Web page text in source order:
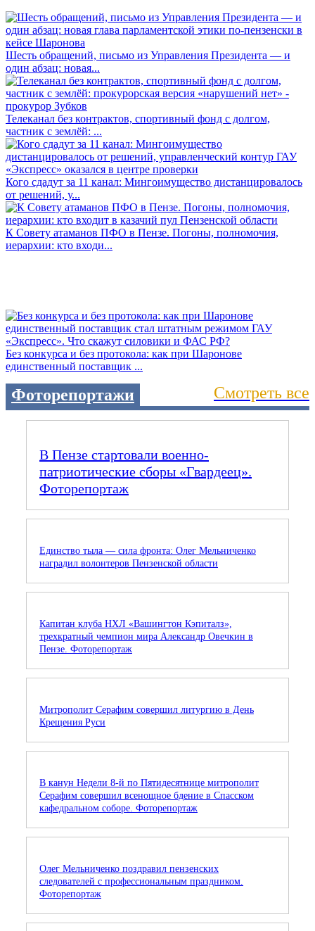
Шесть обращений, письмо из Управления Президента — и
один абзац: новая...
Телеканал без контрактов, спортивный фонд с долгом,
частник с землёй: ...
Кого сдадут за 11 канал: Мингоимущество дистанцировалось
от решений, у...
К Совету атаманов ПФО в Пензе. Погоны, полномочия,
иерархии: кто входи...
Без конкурса и без протокола: как при Шаронове
единственный поставщик ...
Фоторепортажи Смотреть все
В Пензе стартовали военно-
патриотические сборы «Гвардеец».
Фоторепортаж
Единство тыла — сила фронта: Олег Мельниченко
наградил волонтеров Пензенской области
Капитан клуба НХЛ «Вашингтон Кэпиталз»,
трехкратный чемпион мира Александр Овечкин в
Пензе. Фоторепортаж
Митрополит Серафим совершил литургию в День
Крещения Руси
В канун Недели 8-й по Пятидесятнице митрополит
Серафим совершил всенощное бдение в Спасском
кафедральном соборе. Фоторепортаж
Олег Мельниченко поздравил пензенских
следователей с профессиональным праздником.
Фоторепортаж